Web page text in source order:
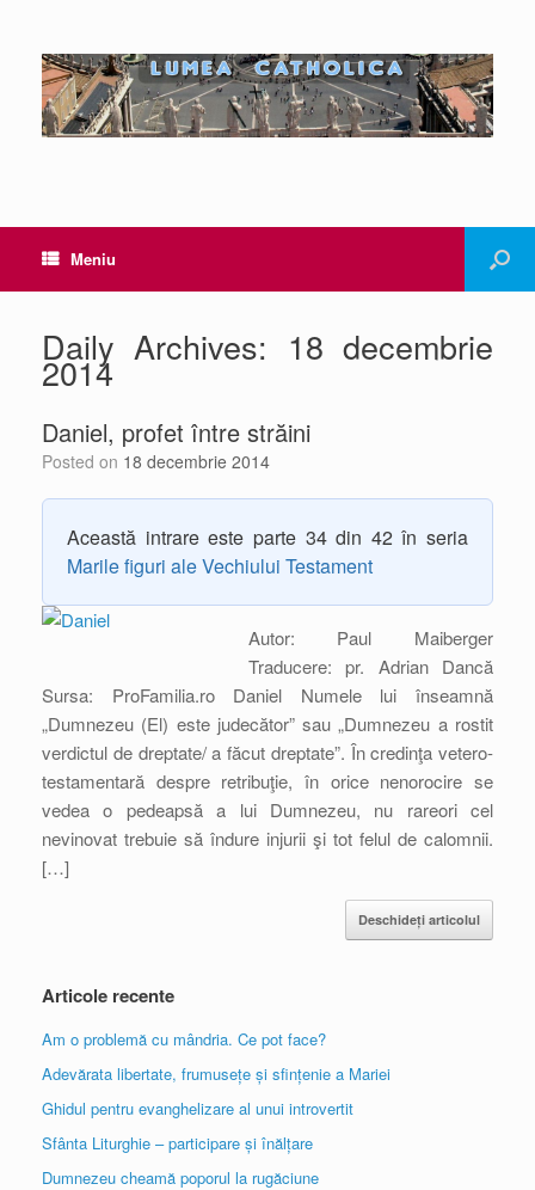
Meniu
Daily Archives: 18 decembrie
2014
Daniel, profet între străini
Posted on 18 decembrie 2014
Această intrare este parte 34 din 42 în seria
Marile figuri ale Vechiului Testament
Autor: Paul Maiberger
Traducere: pr. Adrian Dancă
Sursa: ProFamilia.ro Daniel Numele lui înseamnă
„Dumnezeu (El) este judecător” sau „Dumnezeu a rostit
verdictul de dreptate/ a făcut dreptate”. În credinţa vetero-
testamentară despre retribuţie, în orice nenorocire se
vedea o pedeapsă a lui Dumnezeu, nu rareori cel
nevinovat trebuie să îndure injurii şi tot felul de calomnii.
[…]
Deschideți articolul
Articole recente
Am o problemă cu mândria. Ce pot face?
Adevărata libertate, frumusețe și sfințenie a Mariei
Ghidul pentru evanghelizare al unui introvertit
Sfânta Liturghie – participare și înălțare
Dumnezeu cheamă poporul la rugăciune